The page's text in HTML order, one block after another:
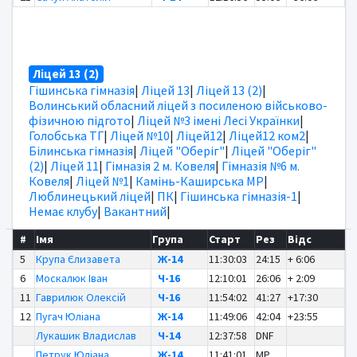
Ліцей 13 (2)
Гішинська гімназія| Ліцей 13| Ліцей 13 (2)|
Волинський обласний ліцей з посиленою військово-
фізичною підгото| Ліцей №3 імені Лесі Українки|
Голобська ТГ| Ліцей №10| Ліцей12| Ліцей12 ком2|
Білинська гімназія| Ліцей "Оберіг"| Ліцей "Оберіг"
(2)| Ліцей 11| Гімназія 2 м. Ковеля| Гімназія №6 м.
Ковеля| Ліцей №1| Камінь-Каширська МР|
Люблинецький ліцей| ПК| Гішинська гімназія-1|
Немає клубу| Вакантний|
# Імя Група Старт Рез
Відс
5
Крупа Єлизавета Ж-14 11:30:03 24:15 + 6:06
6
Москалюк Іван Ч-16 12:10:01 26:06 + 2:09
11 Гаврилюк Олексій Ч-16 11:54:02 41:27 +17:30
12 Пугач Юліана Ж-14 11:49:06 42:04 +23:55
Лукашик Владислав
Ч-14 12:37:58
DNF